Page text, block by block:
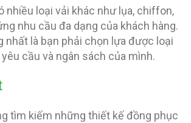
nhiều loại vải khác như lụa, chiffon,
nhu cầu đa dạng của khách hàng.
nhất là bạn phải chọn lựa được loại
cầu và ngân sách của mình.
tìm kiếm những thiết kế đồng phục